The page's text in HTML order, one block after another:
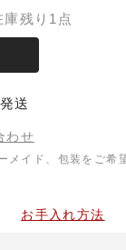
庫残り1点
送
わせ
イド、包装をご希
お手入れ方法